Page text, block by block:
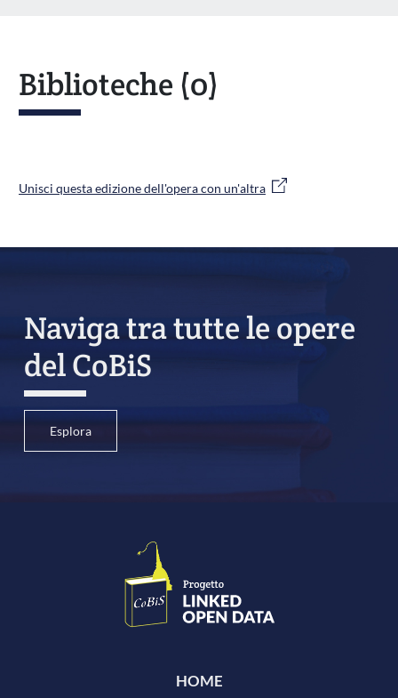
Biblioteche (0)
Unisci questa edizione dell'opera con un'altra
Naviga tra tutte le opere
del CoBiS
Esplora
HOME